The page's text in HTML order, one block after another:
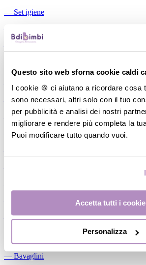
Questo sito web sforna cookie caldi
I cookie 🍪 ci aiutano a ricordare cosa
sono necessari, altri solo con il tuo
per pubblicità e analisi dei nostri
migliorare e rendere più completa la
Puoi modificare tutto quando vuoi.
Accetta tutti i cookie
Personalizza
― Set igiene
Aspiratori nasali manuali
―
Cuscini allattamento
―Biberon
―
Tettarelle
―Succhietti
Conservalatte Materno
―Massaggiagengive
― Bavaglini